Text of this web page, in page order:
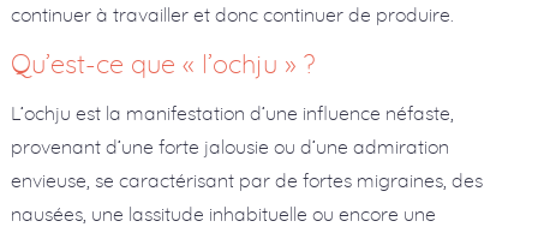
continuer à travailler et donc continuer de produire.
Qu’est-ce que « l’ochju » ?
L’ochju est la manifestation d’une influence néfaste,
provenant d’une forte jalousie ou d’une admiration
envieuse, se caractérisant par de fortes migraines, des
nausées, une lassitude inhabituelle ou encore une